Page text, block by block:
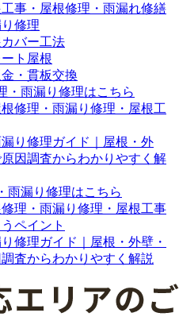
事・屋根修理・雨漏れ修繕
修理
バー工法
ト屋根
・貫板交換
・雨漏り修理はこちら
修理・雨漏り修理・屋根工
り修理ガイド｜屋根・外
因調査からわかりやすく解
雨漏り修理はこちら
理・雨漏り修理・屋根工事
ペイント
修理ガイド｜屋根・外壁・
査からわかりやすく解説